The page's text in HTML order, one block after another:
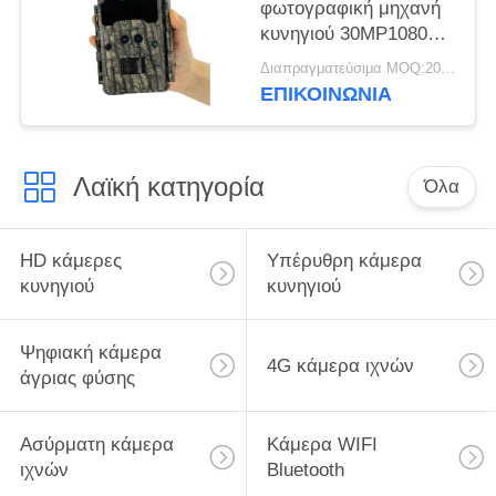
φωτογραφική μηχανή
κυνηγιού 30MP1080P
Δύο φακούς κάμερες
παιχνιδιού για
IR κάμερα
Διαπραγματεύσιμα MOQ:20pcs
ΕΠΙΚΟΙΝΩΝΙΑ
Λαϊκή κατηγορία Όλα
HD κάμερες
κυνηγιού
Υπέρυθρη κάμερα
κυνηγιού
Ψηφιακή κάμερα
άγριας φύσης
4G κάμερα ιχνών
Ασύρματη κάμερα
ιχνών
Κάμερα WIFI
Bluetooth